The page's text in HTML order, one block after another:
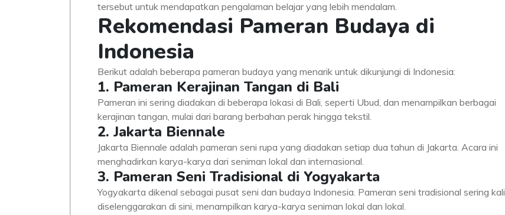
tersebut untuk mendapatkan pengalaman belajar yang lebih mendalam.
Rekomendasi Pameran Budaya di
Indonesia
Berikut adalah beberapa pameran budaya yang menarik untuk dikunjungi di Indonesia:
1. Pameran Kerajinan Tangan di Bali
Pameran ini sering diadakan di beberapa lokasi di Bali, seperti Ubud, dan menampilkan berbagai
kerajinan tangan, mulai dari barang berbahan perak hingga tekstil.
2. Jakarta Biennale
Jakarta Biennale adalah pameran seni rupa yang diadakan setiap dua tahun di Jakarta. Acara ini
menghadirkan karya-karya dari seniman lokal dan internasional.
3. Pameran Seni Tradisional di Yogyakarta
Yogyakarta dikenal sebagai pusat seni dan budaya Indonesia. Pameran seni tradisional sering kali
diselenggarakan di sini, menampilkan karya-karya seniman lokal dan lokal.